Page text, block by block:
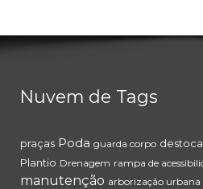
Nuvem de Tags
praças Poda guarda corpo destoca
Plantio Drenagem rampa de
manutenção arborização urbana